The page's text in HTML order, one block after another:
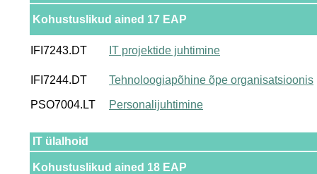
Kohustuslikud ained 17 EAP
IFI7243.DT IT projektide juhtimine
IFI7244.DT Tehnoloogiapõhine õpe organisatsioonis
PSO7004.LT Personalijuhtimine
IT ülalhoid
Kohustuslikud ained 18 EAP